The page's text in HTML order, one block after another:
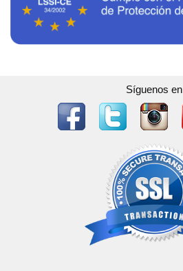
Síguenos en